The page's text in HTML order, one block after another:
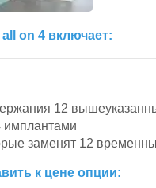
on 4 включает:
12
имплантами
заменят 12
к цене опции: